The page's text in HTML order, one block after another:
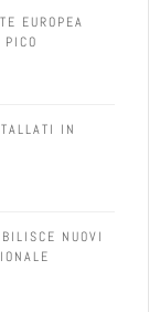
EUROPEA
IN
NUOVI